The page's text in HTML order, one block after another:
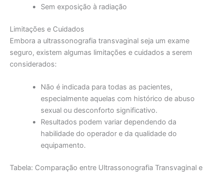
Sem exposição à radiação
Limitações e Cuidados
Embora a ultrassonografia transvaginal seja um exame
seguro, existem algumas limitações e cuidados a serem
considerados:
Não é indicada para todas as pacientes,
especialmente aquelas com histórico de abuso
sexual ou desconforto significativo.
Resultados podem variar dependendo da
habilidade do operador e da qualidade do
equipamento.
Tabela: Comparação entre Ultrassonografia Transvaginal e